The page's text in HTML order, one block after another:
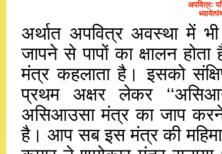
अपवित्रः
अर्थात अपवित्र अवस्था में
जापने से पापों का क्षालन
मंत्र कहलाता है। इसको
प्रथम अक्षर लेकर
असिआउसा मंत्र का जाप करने
है। आप सब इस मंत्र की